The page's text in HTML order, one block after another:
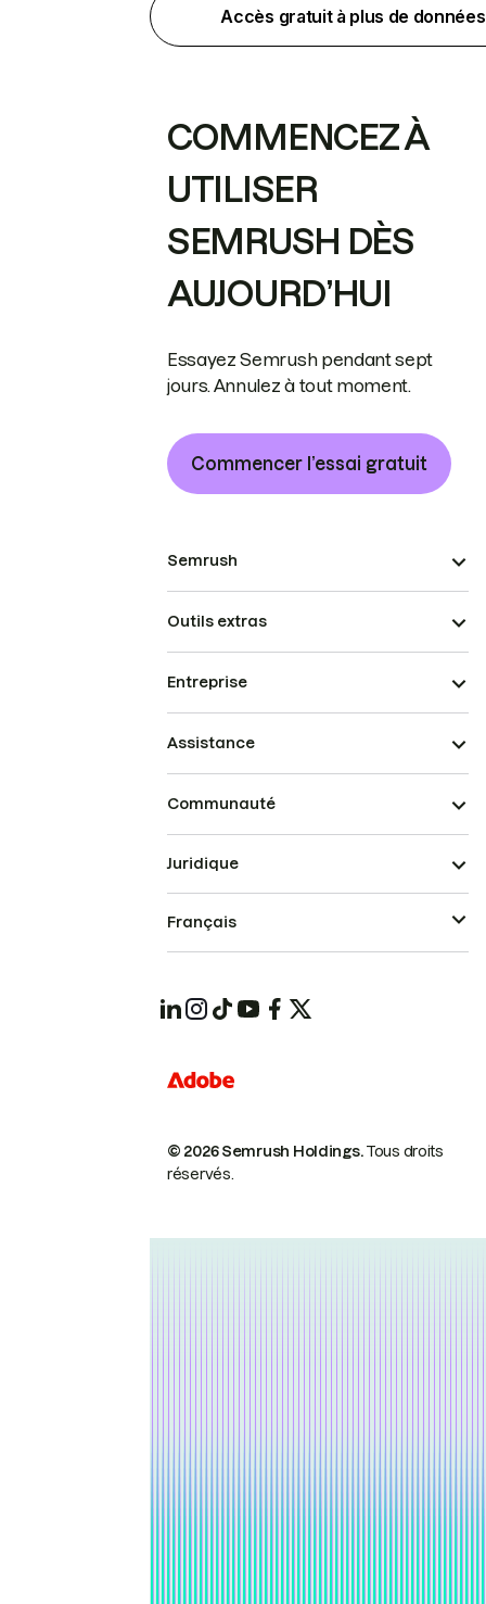
Accès gratuit à plus de données
COMMENCEZ À
UTILISER
SEMRUSH DÈS
AUJOURD’HUI
Essayez Semrush pendant sept
jours. Annulez à tout moment.
Commencer l’essai gratuit
Semrush
Outils extras
Entreprise
Assistance
Communauté
© 2026 Semrush Holdings.Tous droits
réservés.
Juridique
Français